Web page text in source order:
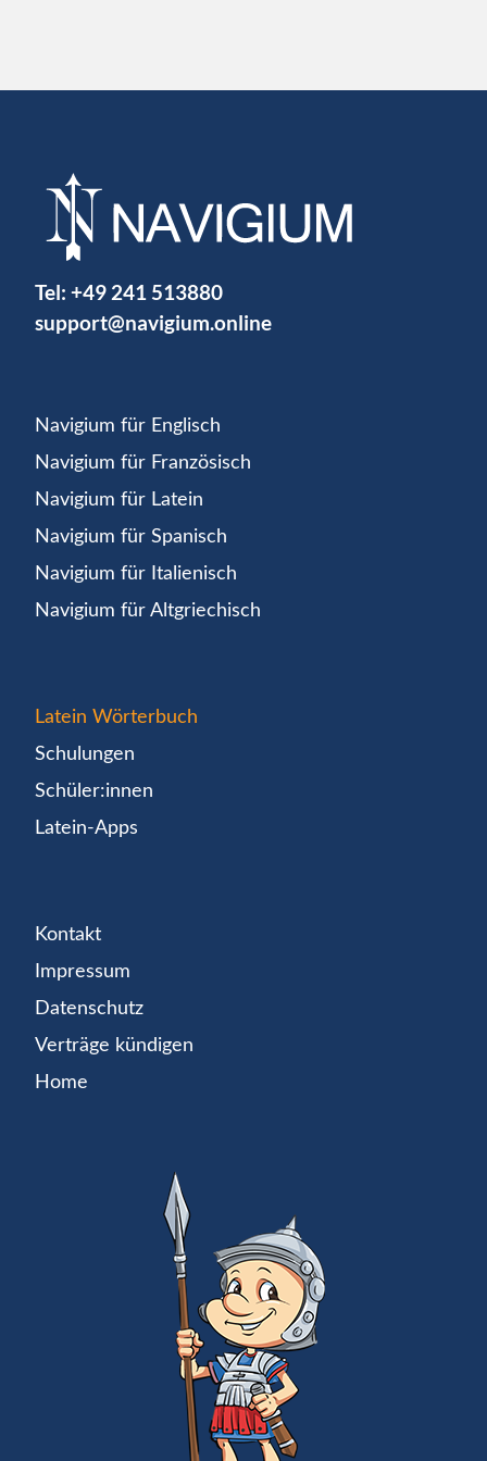
Tel: +49 241 513880
support@navigium.online
Navigium für Englisch
Navigium für Französisch
Navigium für Latein
Navigium für Spanisch
Navigium für Italienisch
Navigium für Altgriechisch
Latein Wörterbuch
Schulungen
Schüler:innen
Latein-Apps
Kontakt
Impressum
Datenschutz
Verträge kündigen
Home